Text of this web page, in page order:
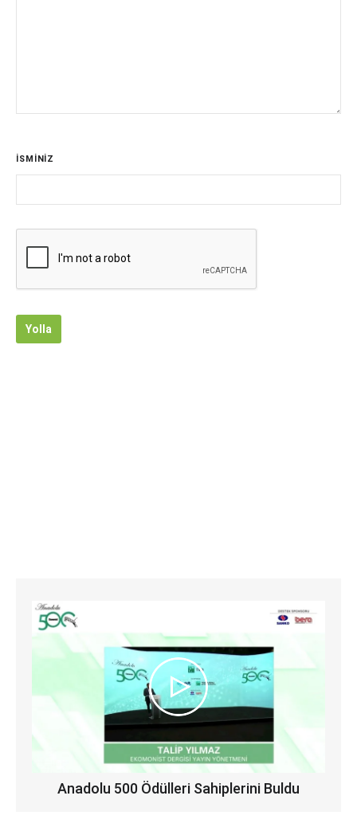
İSMİNİZ
Yolla
Anadolu 500 Ödülleri Sahiplerini Buldu